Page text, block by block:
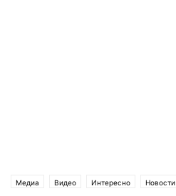
Медиа Видео Интересно Новости